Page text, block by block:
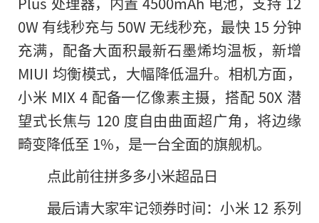
0W 有线秒充与 50W 无线秒充，最快 15 分钟
充满，配备大面积最新石墨烯均温板，新增
MIUI 均衡模式，大幅降低温升。相机方面，
小米 MIX 4 配备一亿像素主摄，搭配 50X 潜
望式长焦与 120 度自由曲面超广角，将边缘
畸变降低至 1%，是一台全面的旗舰机。
点此前往拼多多小米超品日
最后请大家牢记领券时间：小米 12 系列